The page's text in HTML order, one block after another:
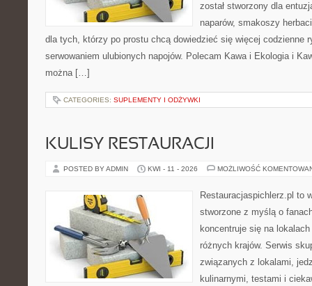
został stworzony dla
naparów, smakoszy
dla tych, którzy po prostu chcą dowiedzieć się więcej codzienne
serwowaniem ulubionych napojów. Polecam Kawa i Ekologia i
można […]
CATEGORIES: SUPLEMENTY I ODŻYWKI
KULISY RESTAURACJI
POSTED BY ADMIN KWI - 11 - 2026 MOŻLIWOŚĆ
Restauracjaspichlerz.pl to
stworzone z myślą o
koncentruje się na
różnych krajów. Serwis
związanych z lokalami,
kulinarnymi, testami i